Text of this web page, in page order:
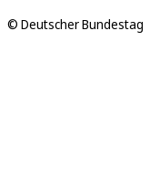
© Deutscher Bundestag